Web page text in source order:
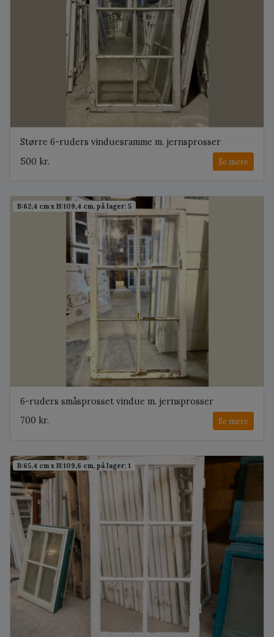
Større 6-ruders vinduesramme m. jernsprosser
500 kr.
Se mere
B:62,4 cm x H:109,4 cm, på lager: 5
6-ruders småsprosset vindue m. jernsprosser
700 kr.
Se mere
B:65,4 cm x H:109,6 cm, på lager: 1